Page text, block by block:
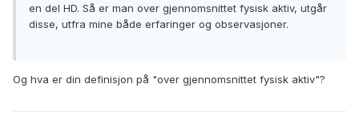
en del HD. Så er man over gjennomsnittet fysisk aktiv, utgår
disse, utfra mine både erfaringer og observasjoner.
Og hva er din definisjon på "over gjennomsnittet fysisk aktiv"?